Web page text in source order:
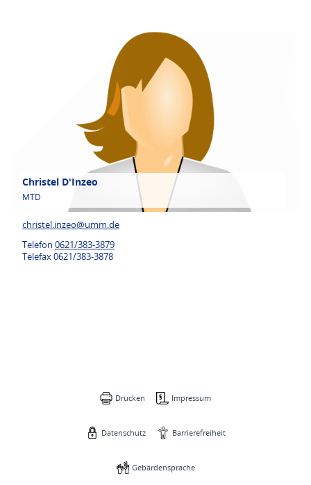
Christel D'Inzeo
MTD
christel.inzeo@umm.de
Telefon 0621/383-3879
Telefax 0621/383-3878
Drucken Impressum
Datenschutz Barrierefreiheit
Gebärdensprache